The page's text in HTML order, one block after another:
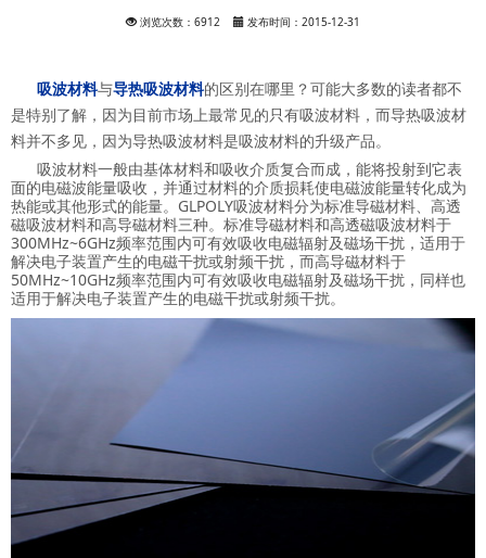
浏览次数：6912 发布时间：2015-12-31
吸波材料与导热吸波材料的区别在哪里？可能大多数的读者都不
是特别了解，因为目前市场上最常见的只有吸波材料，而导热吸波材
料并不多见，因为导热吸波材料是吸波材料的升级产品。
吸波材料一般由基体材料和吸收介质复合而成，能将投射到它表
面的电磁波能量吸收，并通过材料的介质损耗使电磁波能量转化成为
热能或其他形式的能量。GLPOLY吸波材料分为标准导磁材料、高透
磁吸波材料和高导磁材料三种。标准导磁材料和高透磁吸波材料于
300MHz~6GHz频率范围内可有效吸收电磁辐射及磁场干扰，适用于
解决电子装置产生的电磁干扰或射频干扰，而高导磁材料于
50MHz~10GHz频率范围内可有效吸收电磁辐射及磁场干扰，同样也
适用于解决电子装置产生的电磁干扰或射频干扰。